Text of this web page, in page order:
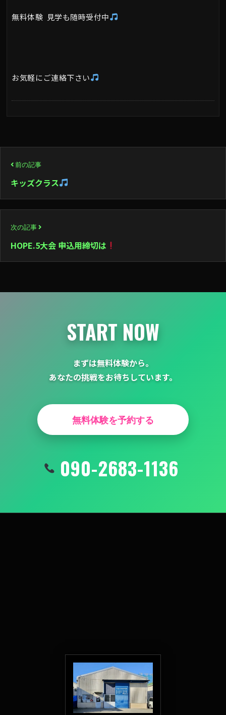
無料体験 見学も随時受付中
お気軽にご連絡下さい
稿
ナ
ビ
ゲ
ー
ョ
前の記事
キッズクラス
次の記事
HOPE.5大会 申込用締切は
START NOW
まずは無料体験から。
あなたの挑戦をお待ちしています。
無料体験を予約する
090-2683-1136